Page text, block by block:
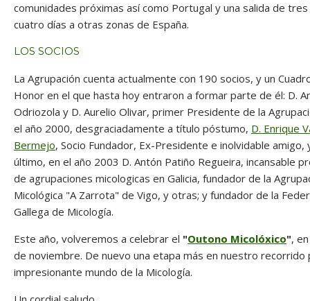
comunidades próximas así como Portugal y una salida de
cuatro días a otras zonas de España.
LOS SOCIOS
La Agrupación cuenta actualmente con 190 socios, y un
Honor en el que hasta hoy entraron a formar parte de él: D.
Odriozola y D. Aurelio Olivar, primer Presidente de la
el año 2000, desgraciadamente a título póstumo, D. Enrique
Bermejo, Socio Fundador, Ex-Presidente e inolvidable amigo,
último, en el año 2003 D. Antón Patiño Regueira, incansable
de agrupaciones micologicas en Galicia, fundador de la
Micológica "A Zarrota" de Vigo, y otras; y fundador de la
Gallega de Micología.
Este año, volveremos a celebrar el "Outono Micolóxico",
de noviembre. De nuevo una etapa más en nuestro recorrido
impresionante mundo de la Micología.